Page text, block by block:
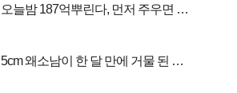
오늘밤 187억뿌린다, 먼저 주우면 최
5cm 왜소남이 한 달 만에 거물 된 사